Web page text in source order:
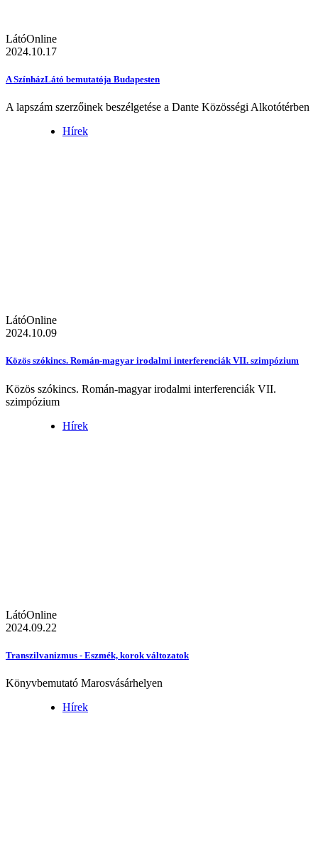
LátóOnline
2024.10.17
A SzínházLátó bemutatója Budapesten
A lapszám szerzőinek beszélgetése a Dante Közösségi Alkotótérben
Hírek
LátóOnline
2024.10.09
Közös szókincs. Román-magyar irodalmi interferenciák VII. szimpózium
Közös szókincs. Román-magyar irodalmi interferenciák VII.
szimpózium
Hírek
LátóOnline
2024.09.22
Transzilvanizmus - Eszmék, korok változatok
Könyvbemutató Marosvásárhelyen
Hírek